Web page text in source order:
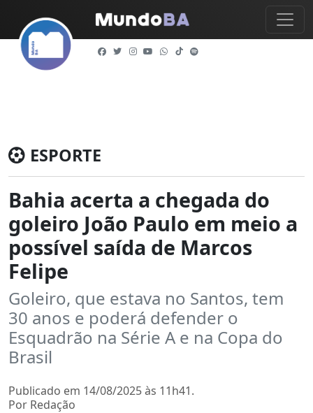
ESPORTE
Bahia acerta a chegada do
goleiro João Paulo em meio a
possível saída de Marcos
Felipe
Goleiro, que estava no Santos, tem
30 anos e poderá defender o
Esquadrão na Série A e na Copa do
Brasil
Publicado em 14/08/2025 às 11h41.
Por Redação